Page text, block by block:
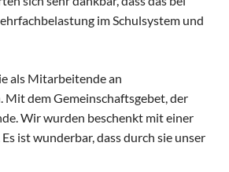
im Schulsystem und
als Mitarbeitende an
Mit dem Gemeinschaftsgebet, der
Wir wurden beschenkt mit einer
ist wunderbar, dass durch sie unser